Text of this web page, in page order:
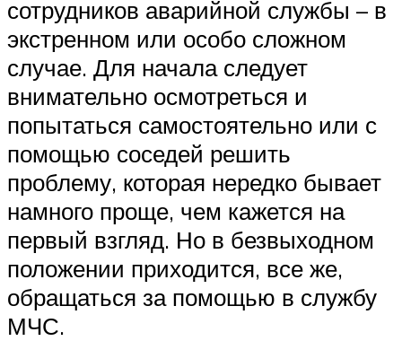
сотрудников аварийной службы – в
экстренном или особо сложном
случае. Для начала следует
внимательно осмотреться и
попытаться самостоятельно или с
помощью соседей решить
проблему, которая нередко бывает
намного проще, чем кажется на
первый взгляд. Но в безвыходном
положении приходится, все же,
обращаться за помощью в службу
МЧС.